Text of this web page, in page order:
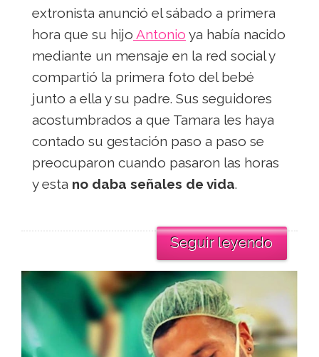
extronista anunció el sábado a primera
hora que su hijo Antonio ya había nacido
mediante un mensaje en la red social y
compartió la primera foto del bebé
junto a ella y su padre. Sus seguidores
acostumbrados a que Tamara les haya
contado su gestación paso a paso se
preocuparon cuando pasaron las horas
y esta no daba señales de vida.
Seguir leyendo